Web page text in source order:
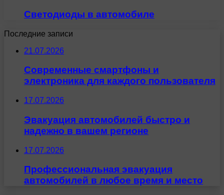
Светодиоды в автомобиле
Последние записи
21.07.2026
Современные смартфоны и
электроника для каждого пользователя
17.07.2026
Эвакуация автомобилей быстро и
надежно в вашем регионе
17.07.2026
Профессиональная эвакуация
автомобилей в любое время и место